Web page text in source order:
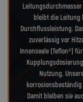
Leitungsdurchmesser
bleibt die Leitung
Durchflussleistung.
zuverlässig vor
Innenseele (Teflon®)
Nutzung.
korrosionsbeständig
Damit bleiben sie